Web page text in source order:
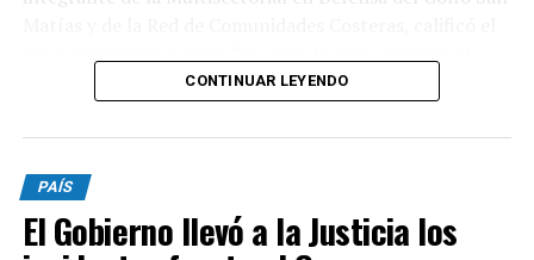
pronunciamiento como “un gran logro” y destacó el
trabajo articulado entre organizaciones ambientales,
ante organismos internacionales.
Según explicó, durante los últimos meses distintas
organizaciones presentaron documentación, informes
científicos y campañas de firmas ante la UNESCO para
CONTINUAR LEYENDO
PAÍS
El Gobierno llevó a la Justicia los